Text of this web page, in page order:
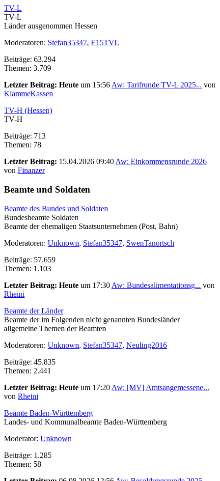
TV-L
TV-L
Länder ausgenommen Hessen
Moderatoren: Stefan35347, E15TVL
Beiträge: 63.294
Themen: 3.709
Letzter Beitrag: Heute um 15:56 Aw: Tarifrunde TV-L 2025... von
KlammeKassen
TV-H (Hessen)
TV-H
Beiträge: 713
Themen: 78
Letzter Beitrag: 15.04.2026 09:40 Aw: Einkommensrunde 2026
von Finanzer
Beamte und Soldaten
Beamte des Bundes und Soldaten
Bundesbeamte Soldaten
Beamte der ehemaligen Staatsunternehmen (Post, Bahn)
Moderatoren: Unknown, Stefan35347, SwenTanortsch
Beiträge: 57.659
Themen: 1.103
Letzter Beitrag: Heute um 17:30 Aw: Bundesalimentationsg... von
Rheini
Beamte der Länder
Beamte der im Folgenden nicht genannten Bundesländer
allgemeine Themen der Beamten
Moderatoren: Unknown, Stefan35347, Neuling2016
Beiträge: 45.835
Themen: 2.441
Letzter Beitrag: Heute um 17:20 Aw: [MV] Amtsangemessene...
von Rheini
Beamte Baden-Württemberg
Landes- und Kommunalbeamte Baden-Württemberg
Moderator: Unknown
Beiträge: 1.285
Themen: 58